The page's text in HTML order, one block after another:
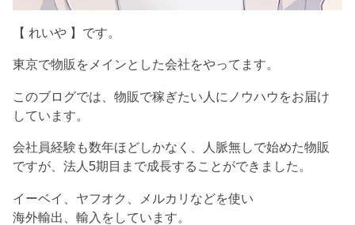
【 れいや 】です。
東京で物販をメインとした会社をやってます。
このブログでは、物販で稼ぎたい人にノウハウをお届け
しています。
会社員経験も数年ほどしかなく、人脈無しで始めた物販
ですが、法人5期目まで成長することができました。
イーベイ、ヤフオク、メルカリなどを使い
海外輸出、輸入をしています。